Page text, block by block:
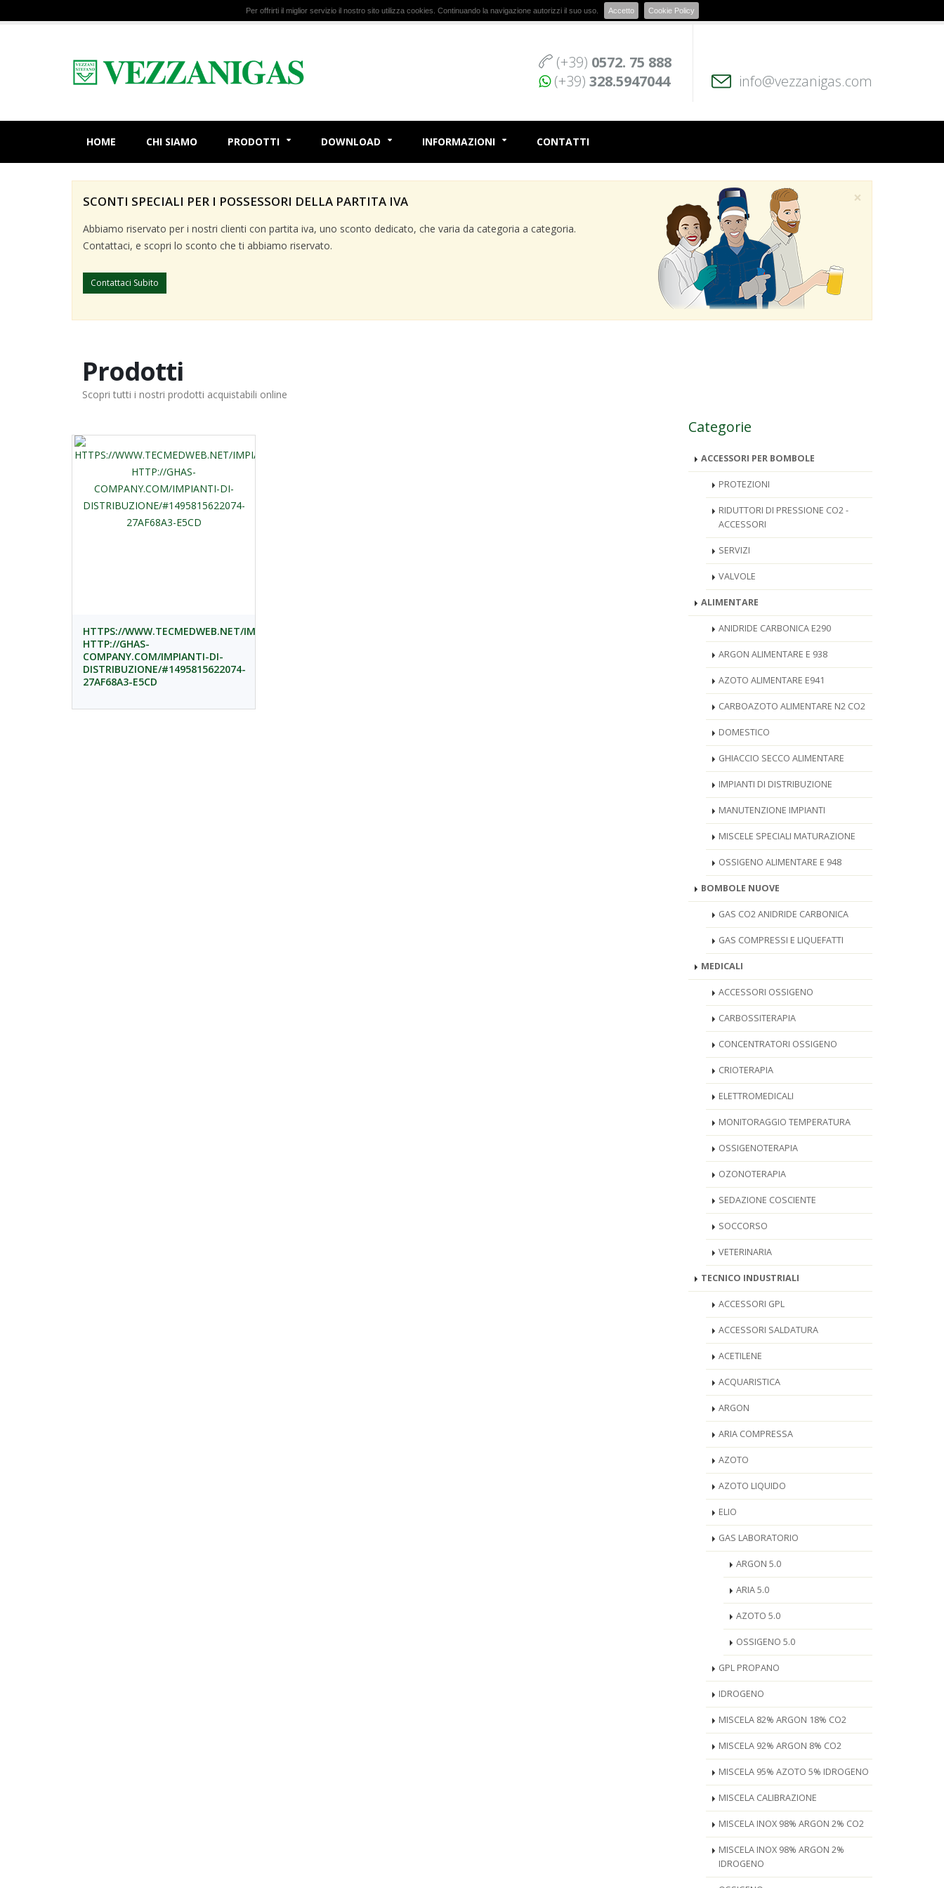
Per offrirti il miglior servizio il nostro sito utilizza cookies. Continuando la navigazione autorizzi il suo uso. Accetto Cookie Policy
(+39) 0572. 75 888
(+39) 328.5947044 info@vezzanigas.com
HOME CHI SIAMO PRODOTTI DOWNLOAD INFORMAZIONI CONTATTI
×
SCONTI SPECIALI PER I POSSESSORI DELLA PARTITA IVA
Abbiamo riservato per i nostri clienti con partita iva, uno sconto dedicato, che varia da categoria a categoria.
Contattaci, e scopri lo sconto che ti abbiamo riservato.
Contattaci Subito
Prodotti
Scopri tutti i nostri prodotti acquistabili online
HTTPS://WWW.TECMEDWEB.NET/IMPIANTI2
HTTP://GHAS-
COMPANY.COM/IMPIANTI-DI-
DISTRIBUZIONE/#1495815622074-
27AF68A3-E5CD
Categorie
ACCESSORI PER BOMBOLE
PROTEZIONI
RIDUTTORI DI PRESSIONE CO2 -
ACCESSORI
SERVIZI
VALVOLE
ALIMENTARE
ANIDRIDE CARBONICA E290
ARGON ALIMENTARE E 938
AZOTO ALIMENTARE E941
CARBOAZOTO ALIMENTARE N2 CO2
DOMESTICO
GHIACCIO SECCO ALIMENTARE
IMPIANTI DI DISTRIBUZIONE
MANUTENZIONE IMPIANTI
MISCELE SPECIALI MATURAZIONE
OSSIGENO ALIMENTARE E 948
BOMBOLE NUOVE
GAS CO2 ANIDRIDE CARBONICA
GAS COMPRESSI E LIQUEFATTI
MEDICALI
ACCESSORI OSSIGENO
CARBOSSITERAPIA
CONCENTRATORI OSSIGENO
CRIOTERAPIA
ELETTROMEDICALI
MONITORAGGIO TEMPERATURA
OSSIGENOTERAPIA
OZONOTERAPIA
SEDAZIONE COSCIENTE
SOCCORSO
VETERINARIA
TECNICO INDUSTRIALI
ACCESSORI GPL
ACCESSORI SALDATURA
ACETILENE
ACQUARISTICA
ARGON
ARIA COMPRESSA
AZOTO
AZOTO LIQUIDO
ELIO
GAS LABORATORIO
ARGON 5.0
ARIA 5.0
AZOTO 5.0
OSSIGENO 5.0
GPL PROPANO
IDROGENO
MISCELA 82% ARGON 18% CO2
MISCELA 92% ARGON 8% CO2
MISCELA 95% AZOTO 5% IDROGENO
MISCELA CALIBRAZIONE
MISCELA INOX 98% ARGON 2% CO2
MISCELA INOX 98% ARGON 2%
IDROGENO